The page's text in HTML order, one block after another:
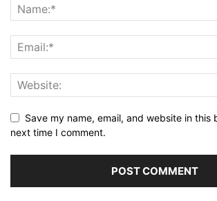
Save my name, email, and website in this
next time I comment.